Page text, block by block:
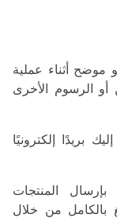
موضح أثناء عملية
الرسوم الأخرى
بريدًا إلكترونيًا
بإرسال المنتجات
بالكامل من خلال